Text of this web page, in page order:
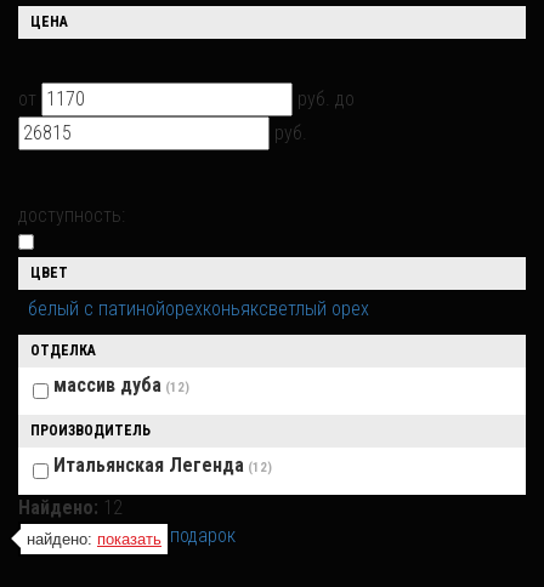
ЦЕНА
от руб. до
руб.
доступность:
ЦВЕТ
белый с патинойорехконьяксветлый орех
ОТДЕЛКА
массив дуба (12)
ПРОИЗВОДИТЕЛЬ
Итальянская Легенда (12)
Найдено: 12
найдено: показать